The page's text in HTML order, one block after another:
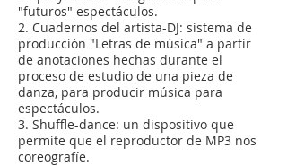
"futuros" espectáculos.
2. Cuadernos del artista-DJ: sistema de
producción "Letras de música" a partir
de anotaciones hechas durante el
proceso de estudio de una pieza de
danza, para producir música para
espectáculos.
3. Shuffle-dance: un dispositivo que
permite que el reproductor de MP3 nos
coreografíe.